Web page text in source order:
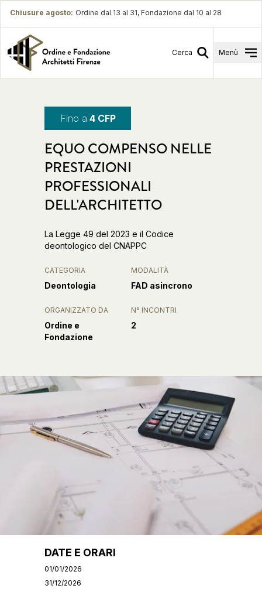
Chiusure agosto: Ordine dal 13 al 31, Fondazione dal 10 al 28
Cerca Menù
Fino a 4 CFP
EQUO COMPENSO NELLE
PRESTAZIONI
PROFESSIONALI
DELL'ARCHITETTO
La Legge 49 del 2023 e il Codice
deontologico del CNAPPC
CATEGORIA
Deontologia
MODALITÀ
FAD asincrono
ORGANIZZATO DA
Ordine e
Fondazione
N° INCONTRI
2
DATE E ORARI
01/01/2026
31/12/2026